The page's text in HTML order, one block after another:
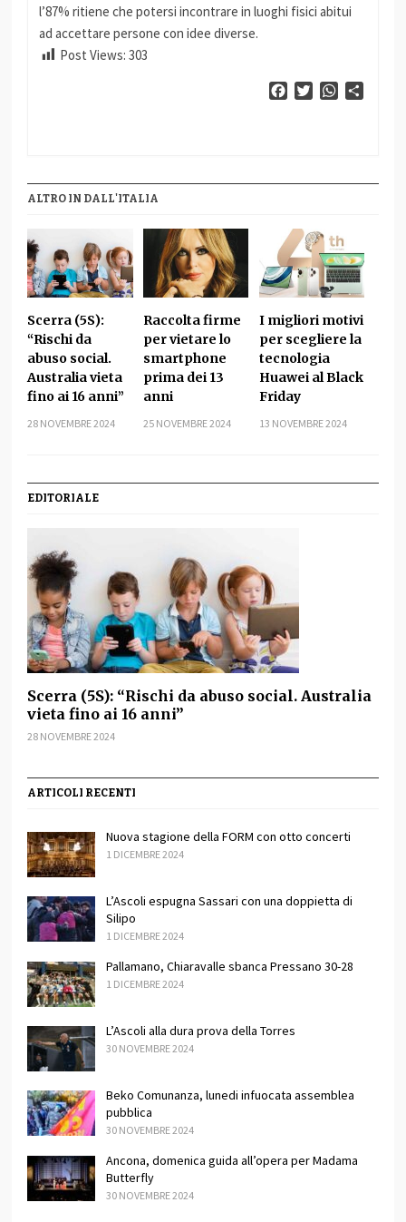
l’87% ritiene che potersi incontrare in luoghi fisici abitui
ad accettare persone con idee diverse.
Post Views: 303
FacebookTwitterWhatsApp
ALTRO IN DALL'ITALIA
Scerra (5S):
“Rischi da
abuso social.
Australia vieta
fino ai 16 anni”
28 NOVEMBRE 2024
Raccolta firme
per vietare lo
smartphone
prima dei 13
anni
25 NOVEMBRE 2024
I migliori motivi
per scegliere la
tecnologia
Huawei al Black
Friday
13 NOVEMBRE 2024
EDITORIALE
Scerra (5S): “Rischi da abuso social. Australia
vieta fino ai 16 anni”
28 NOVEMBRE 2024
ARTICOLI RECENTI
Nuova stagione della FORM con otto concerti
1 DICEMBRE 2024
L’Ascoli espugna Sassari con una doppietta di
Silipo
1 DICEMBRE 2024
Pallamano, Chiaravalle sbanca Pressano 30-28
1 DICEMBRE 2024
L’Ascoli alla dura prova della Torres
30 NOVEMBRE 2024
Beko Comunanza, lunedi infuocata assemblea
pubblica
30 NOVEMBRE 2024
Ancona, domenica guida all’opera per Madama
Butterfly
30 NOVEMBRE 2024